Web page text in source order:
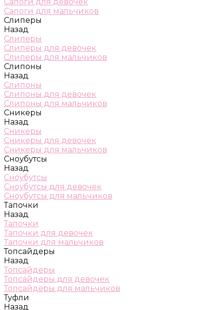
Сапоги для мальчиков
Слиперы
Назад
Слиперы
Слиперы для девочек
Слиперы для мальчиков
Слипоны
Назад
Слипоны
Слипоны для девочек
Слипоны для мальчиков
Сникеры
Назад
Сникеры
Сникеры для девочек
Сникеры для мальчиков
Сноубутсы
Назад
Сноубутсы
Сноубутсы для девочек
Сноубутсы для мальчиков
Тапочки
Назад
Тапочки
Тапочки для девочек
Тапочки для мальчиков
Топсайдеры
Назад
Топсайдеры
Топсайдеры для девочек
Топсайдеры для мальчиков
Туфли
Назад